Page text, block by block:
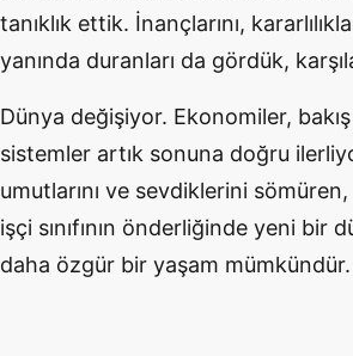
tanıklık ettik. İnançlarını,
yanında duranları da gördük,
Dünya değişiyor. Ekonomiler,
sistemler artık sonuna doğru
umutlarını ve sevdiklerini
işçi sınıfının önderliğinde yeni bir
daha özgür bir yaşam mümkündür.